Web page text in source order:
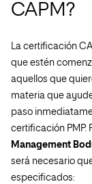
CAPM?
La certificación
que estén
aquellos que
materia que
paso
certificación PMP.
Management
será necesario
especificados: